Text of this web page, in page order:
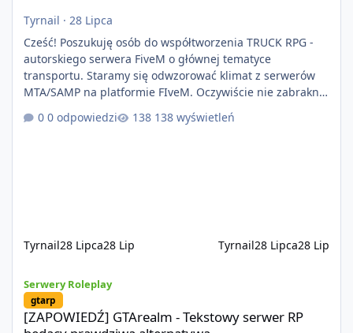
Tyrnail · 28 Lipca
Cześć! Poszukuję osób do współtworzenia TRUCK RPG -
autorskiego serwera FiveM o głównej tematyce
transportu. Staramy się odwzorować klimat z serwerów
MTA/SAMP na platformie FIveM. Oczywiście nie zabraknie
kontentu dla graczy którzy chcą robić coś innego niż
jeździć ciężarówką. Projekt tworzony jest od podstaw z
0 odpowiedzi 138 wyświetleń
Tyrnail28 Lipca28 Lip Tyrnail28 Lipca28 Lip
Serwery Roleplay
gtarp
[ZAPOWIEDŹ] GTArealm - Tekstowy serwer RP